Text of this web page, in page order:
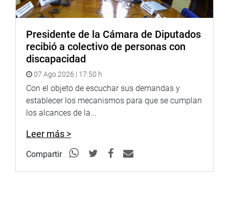
Youtube:http://www.youtube.com/congresoperu
Soundcloud:https://soundcloud.com/radiocongreso
Presidente de la Cámara de Diputados
recibió a colectivo de personas con
discapacidad
07 Ago 2026 | 17:50 h
Con el objeto de escuchar sus demandas y
establecer los mecanismos para que se cumplan
los alcances de la...
Leer más >
Compartir